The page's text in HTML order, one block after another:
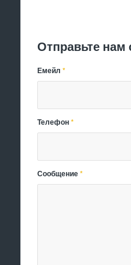
Отправьте нам
Емейл*
Телефон*
Сообщение*